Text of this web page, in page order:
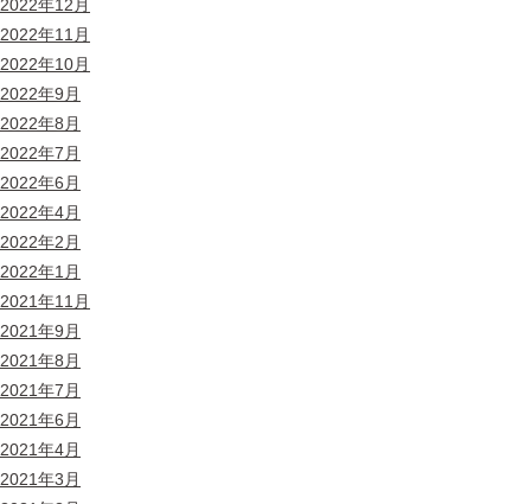
2022年12月
2022年11月
2022年10月
2022年9月
2022年8月
2022年7月
2022年6月
2022年4月
2022年2月
2022年1月
2021年11月
2021年9月
2021年8月
2021年7月
2021年6月
2021年4月
2021年3月